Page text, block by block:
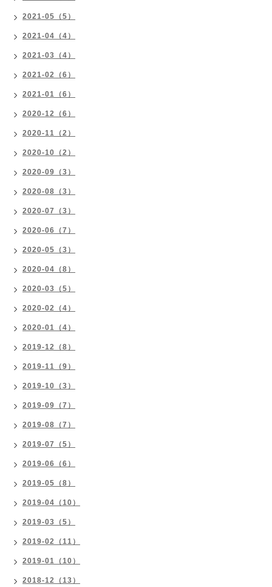
2021-05（5）
2021-04（4）
2021-03（4）
2021-02（6）
2021-01（6）
2020-12（6）
2020-11（2）
2020-10（2）
2020-09（3）
2020-08（3）
2020-07（3）
2020-06（7）
2020-05（3）
2020-04（8）
2020-03（5）
2020-02（4）
2020-01（4）
2019-12（8）
2019-11（9）
2019-10（3）
2019-09（7）
2019-08（7）
2019-07（5）
2019-06（6）
2019-05（8）
2019-04（10）
2019-03（5）
2019-02（11）
2019-01（10）
2018-12（13）